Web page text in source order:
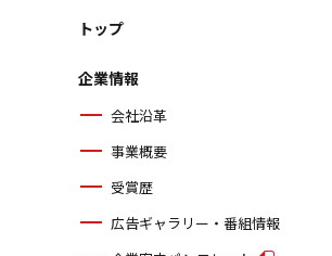
トップ
企業情報
会社沿革
事業概要
受賞歴
広告ギャラリー・番組情報